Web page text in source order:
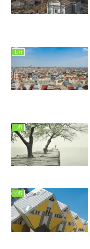
も行
し行
て行